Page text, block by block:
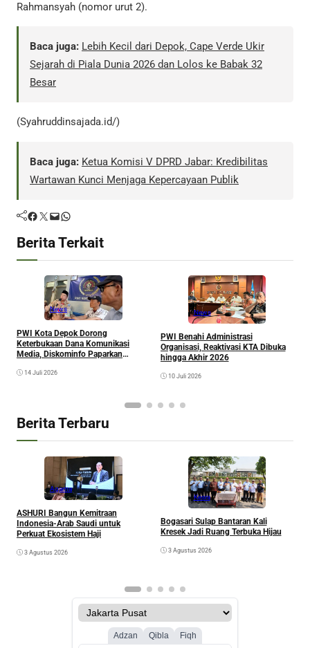
Rahmansyah (nomor urut 2).
Baca juga: Lebih Kecil dari Depok, Cape Verde Ukir
Sejarah di Piala Dunia 2026 dan Lolos ke Babak 32
Besar
(Syahruddinsajada.id/)
Baca juga: Ketua Komisi V DPRD Jabar: Kredibilitas
Wartawan Kunci Menjaga Kepercayaan Publik
Facebook Twitter Mail WhatsApp
Berita Terkait
News
PWI Kota Depok Dorong
Keterbukaan Dana Komunikasi
Media, Diskominfo Paparkan
14 Juli 2026
News
PWI Benahi Administrasi
Organisasi, Reaktivasi KTA Dibuka
hingga Akhir 2026
10 Juli 2026
Berita Terbaru
Agama
ASHURI Bangun Kemitraan
Indonesia-Arab Saudi untuk
Perkuat Ekosistem Haji
3 Agustus 2026
Kesra
Bogasari Sulap Bantaran Kali
Kresek Jadi Ruang Terbuka Hijau
3 Agustus 2026